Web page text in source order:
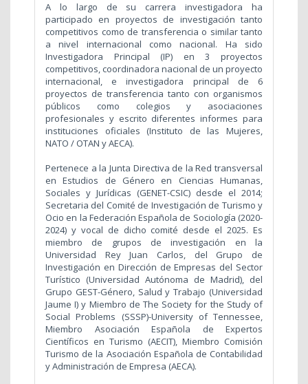
A lo largo de su carrera investigadora ha
participado en proyectos de investigación tanto
competitivos como de transferencia o similar tanto
a nivel internacional como nacional. Ha sido
Investigadora Principal (IP) en 3 proyectos
competitivos, coordinadora nacional de un proyecto
internacional, e investigadora principal de 6
proyectos de transferencia tanto con organismos
públicos como colegios y asociaciones
profesionales y escrito diferentes informes para
instituciones oficiales (Instituto de las Mujeres,
NATO / OTAN y AECA).
Pertenece a la Junta Directiva de la Red transversal
en Estudios de Género en Ciencias Humanas,
Sociales y Jurídicas (GENET-CSIC) desde el 2014;
Secretaria del Comité de Investigación de Turismo y
Ocio en la Federación Española de Sociología (2020-
2024) y vocal de dicho comité desde el 2025. Es
miembro de grupos de investigación en la
Universidad Rey Juan Carlos, del Grupo de
Investigación en Dirección de Empresas del Sector
Turístico (Universidad Autónoma de Madrid), del
Grupo GEST-Género, Salud y Trabajo (Universidad
Jaume I) y Miembro de The Society for the Study of
Social Problems (SSSP)-University of Tennessee,
Miembro Asociación Española de Expertos
Científicos en Turismo (AECIT), Miembro Comisión
Turismo de la Asociación Española de Contabilidad
y Administración de Empresa (AECA).